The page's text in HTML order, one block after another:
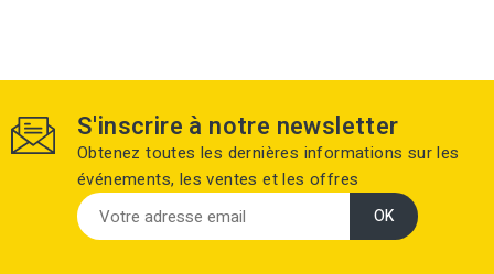
S'inscrire à notre newsletter
Obtenez toutes les dernières informations sur les
événements, les ventes et les offres